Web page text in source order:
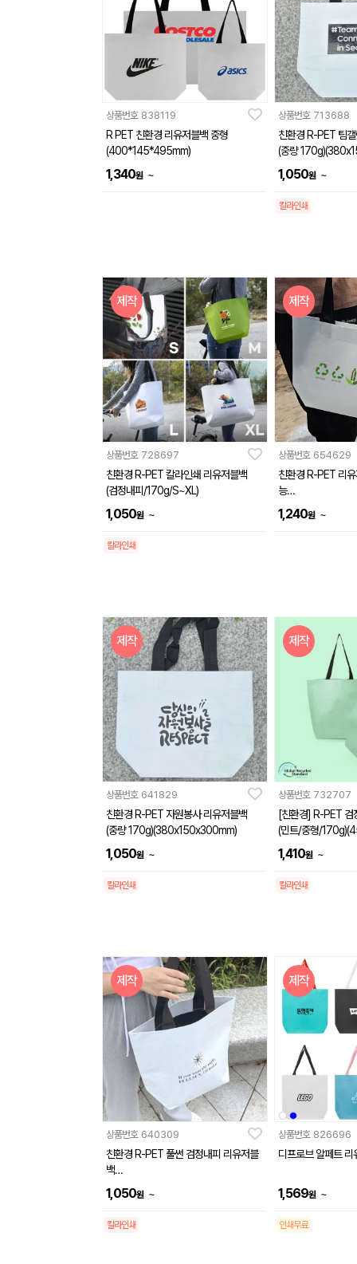
상품번호 838119
R PET 친환경 리유저블백 중형
(400*145*495mm)
1,340원 ~
상품번호 713688
친환경 R-PET 팀
(중량
1,050원 ~
칼라인쇄
제작
상품번호 728697
친환경 R-PET 칼라인쇄 리유저블백
(검정내피/170g/S~XL)
1,050원 ~
칼라인쇄
제작
상품번호 654629
친환경 R-PET 리
능
(소/중/대)
1,240원 ~
제작
상품번호 641829
친환경 R-PET 자원봉사 리유저블백
(중량 170g)(380x150x300mm)
1,050원 ~
칼라인쇄
제작
상품번호 732707
[친환경] R-PET 검
(민트/중형/
1,410원 ~
칼라인쇄
제작
상품번호 640309
친환경 R-PET 풀썬 검정내피 리유저블
백
(중량 170g)(380x150x300mm)
1,050원 ~
칼라인쇄
제작
상품번호 826696
디프로브 알페트 리
1,569원 ~
인쇄무료